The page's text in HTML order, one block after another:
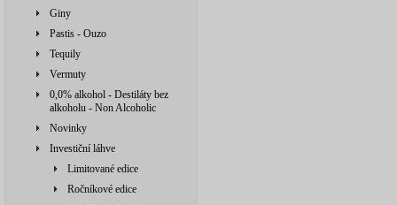
Giny
Pastis - Ouzo
Tequily
Vermuty
0,0% alkohol - Destiláty bez
alkoholu - Non Alcoholic
Novinky
Investiční láhve
Limitované edice
Ročníkové edice